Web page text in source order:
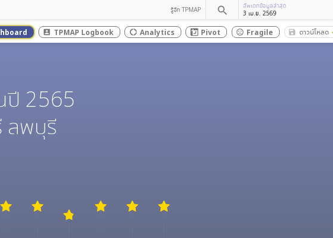
รู้จัก TPMAP search
อัพเดทข้อมูลล่าสุด
3 เม.ย. 2569
account_box TPMAP Logbook donut_large Analytics Pivot sentiment_dissatisfied Fragile save_alt
ดาวน์โหลด
ปี 2565
ลพบุรี